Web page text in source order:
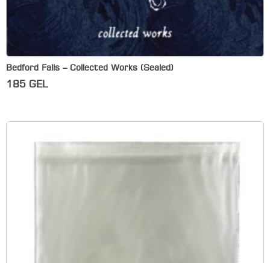
Bedford Falls – Collected Works (Sealed)
185 GEL